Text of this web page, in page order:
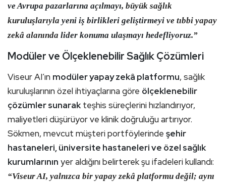
ve Avrupa pazarlarına açılmayı, büyük sağlık
kuruluşlarıyla yeni iş birlikleri geliştirmeyi ve tıbbi yapay
zekâ alanında lider konuma ulaşmayı hedefliyoruz.”
Modüler ve Ölçeklenebilir Sağlık Çözümleri
Viseur AI’ın modüler yapay zekâ platformu, sağlık
kuruluşlarının özel ihtiyaçlarına göre ölçeklenebilir
çözümler sunarakteşhis süreçlerini hızlandırıyor,
maliyetleri düşürüyor ve klinik doğruluğu artırıyor.
Sökmen, mevcut müşteri portföylerinde şehir
hastaneleri, üniversite hastaneleri ve özel sağlık
kurumlarının yer aldığını belirterek şu ifadeleri kullandı:
“Viseur AI, yalnızca bir yapay zekâ platformu değil; aynı